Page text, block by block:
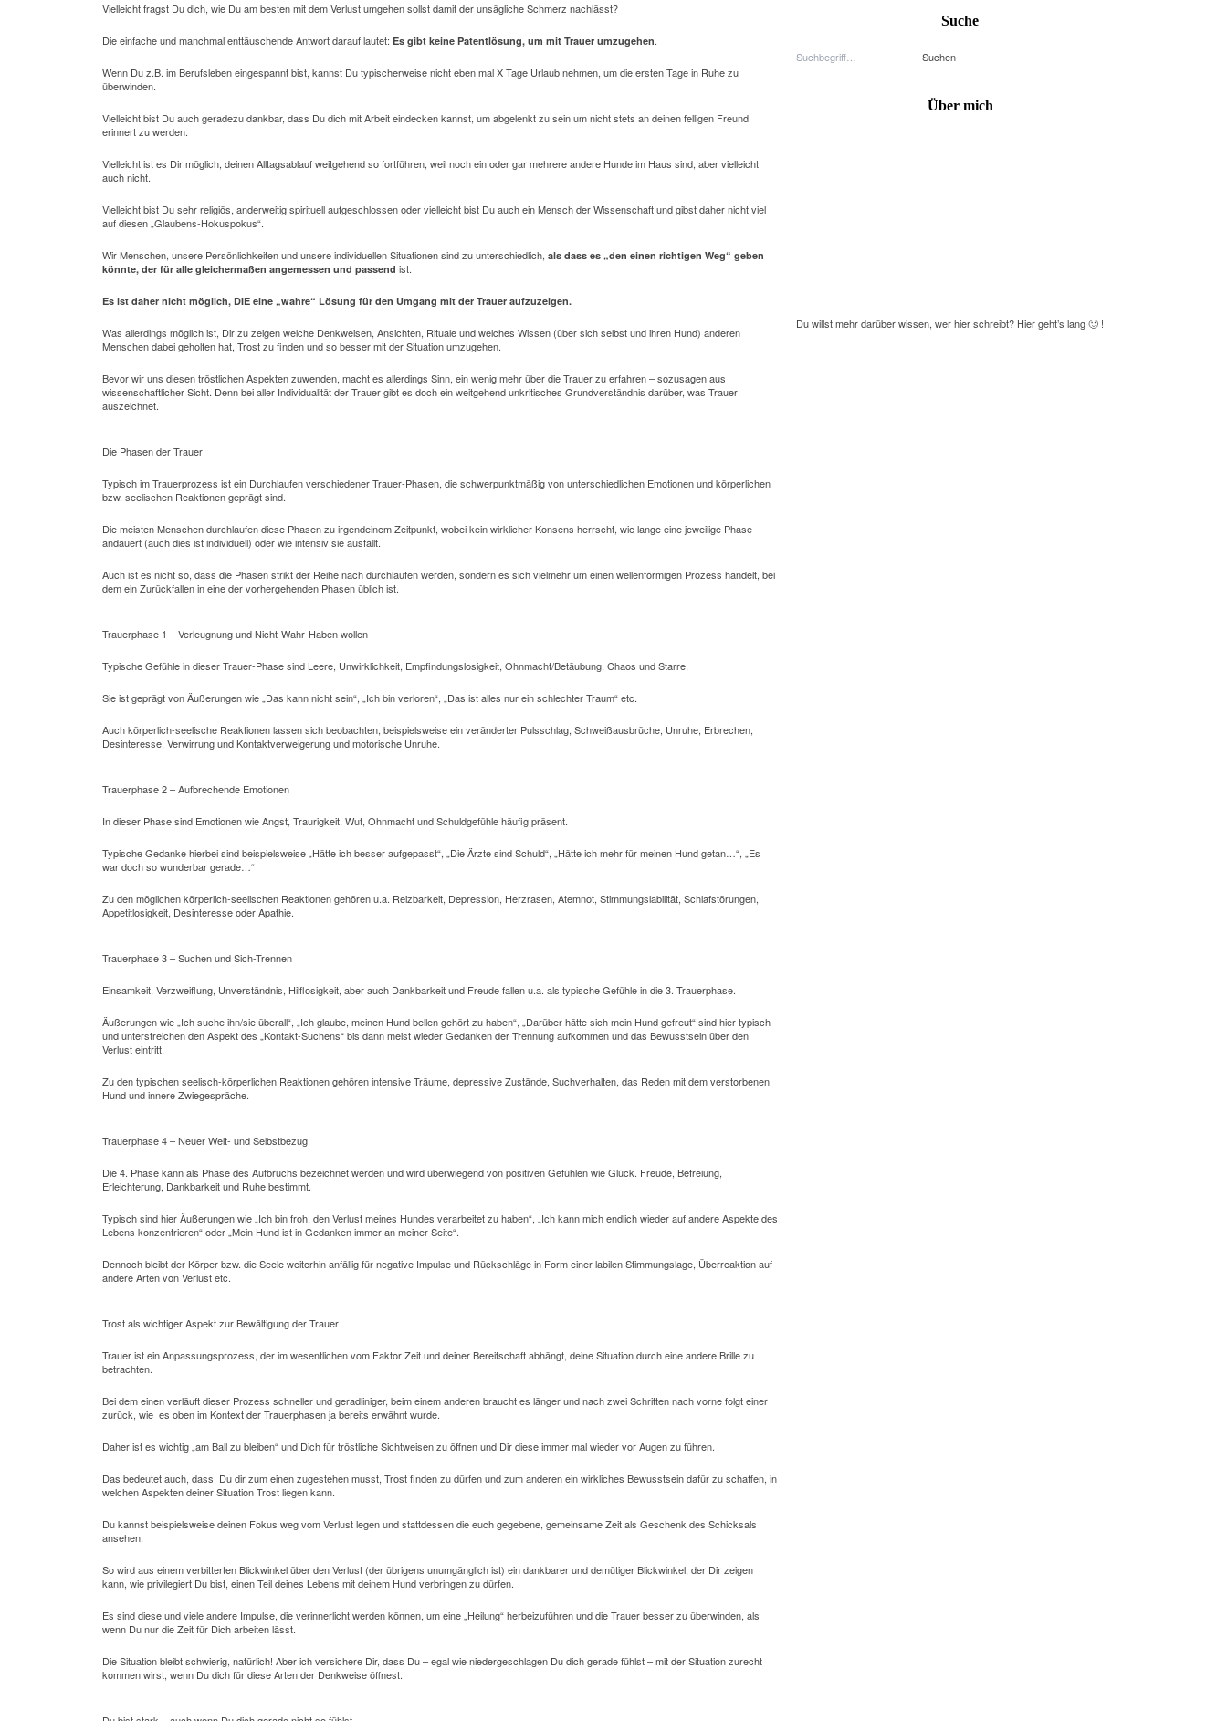
Vielleicht fragst Du dich, wie Du am besten mit dem Verlust umgehen sollst damit der unsägliche Schmerz nachlässt?
Die einfache und manchmal enttäuschende Antwort darauf lautet: Es gibt keine Patentlösung, um mit Trauer umzugehen.
Wenn Du z.B. im Berufsleben eingespannt bist, kannst Du typischerweise nicht eben mal X Tage Urlaub nehmen, um die ersten Tage in Ruhe zu
überwinden.
Vielleicht bist Du auch geradezu dankbar, dass Du dich mit Arbeit eindecken kannst, um abgelenkt zu sein um nicht stets an deinen felligen Freund
erinnert zu werden.
Vielleicht ist es Dir möglich, deinen Alltagsablauf weitgehend so fortführen, weil noch ein oder gar mehrere andere Hunde im Haus sind, aber vielleicht
auch nicht.
Vielleicht bist Du sehr religiös, anderweitig spirituell aufgeschlossen oder vielleicht bist Du auch ein Mensch der Wissenschaft und gibst daher nicht viel
auf diesen „Glaubens-Hokuspokus“.
Wir Menschen, unsere Persönlichkeiten und unsere individuellen Situationen sind zu unterschiedlich, als dass es „den einen richtigen Weg“ geben
könnte, der für alle gleichermaßen angemessen und passend ist.
Es ist daher nicht möglich, DIE eine „wahre“ Lösung für den Umgang mit der Trauer aufzuzeigen.
Was allerdings möglich ist, Dir zu zeigen welche Denkweisen, Ansichten, Rituale und welches Wissen (über sich selbst und ihren Hund) anderen
Menschen dabei geholfen hat, Trost zu finden und so besser mit der Situation umzugehen.
Bevor wir uns diesen tröstlichen Aspekten zuwenden, macht es allerdings Sinn, ein wenig mehr über die Trauer zu erfahren – sozusagen aus
wissenschaftlicher Sicht. Denn bei aller Individualität der Trauer gibt es doch ein weitgehend unkritisches Grundverständnis darüber, was Trauer
auszeichnet.
Die Phasen der Trauer
Typisch im Trauerprozess ist ein Durchlaufen verschiedener Trauer-Phasen, die schwerpunktmäßig von unterschiedlichen Emotionen und körperlichen
bzw. seelischen Reaktionen geprägt sind.
Die meisten Menschen durchlaufen diese Phasen zu irgendeinem Zeitpunkt, wobei kein wirklicher Konsens herrscht, wie lange eine jeweilige Phase
andauert (auch dies ist individuell) oder wie intensiv sie ausfällt.
Auch ist es nicht so, dass die Phasen strikt der Reihe nach durchlaufen werden, sondern es sich vielmehr um einen wellenförmigen Prozess handelt, bei
dem ein Zurückfallen in eine der vorhergehenden Phasen üblich ist.
Trauerphase 1 – Verleugnung und Nicht-Wahr-Haben wollen
Typische Gefühle in dieser Trauer-Phase sind Leere, Unwirklichkeit, Empfindungslosigkeit, Ohnmacht/Betäubung, Chaos und Starre.
Sie ist geprägt von Äußerungen wie „Das kann nicht sein“, „Ich bin verloren“, „Das ist alles nur ein schlechter Traum“ etc.
Auch körperlich-seelische Reaktionen lassen sich beobachten, beispielsweise ein veränderter Pulsschlag, Schweißausbrüche, Unruhe, Erbrechen,
Desinteresse, Verwirrung und Kontaktverweigerung und motorische Unruhe.
Trauerphase 2 – Aufbrechende Emotionen
In dieser Phase sind Emotionen wie Angst, Traurigkeit, Wut, Ohnmacht und Schuldgefühle häufig präsent.
Typische Gedanke hierbei sind beispielsweise „Hätte ich besser aufgepasst“, „Die Ärzte sind Schuld“, „Hätte ich mehr für meinen Hund getan…“, „Es
war doch so wunderbar gerade…“
Zu den möglichen körperlich-seelischen Reaktionen gehören u.a. Reizbarkeit, Depression, Herzrasen, Atemnot, Stimmungslabilität, Schlafstörungen,
Appetitlosigkeit, Desinteresse oder Apathie.
Trauerphase 3 – Suchen und Sich-Trennen
Einsamkeit, Verzweiflung, Unverständnis, Hilflosigkeit, aber auch Dankbarkeit und Freude fallen u.a. als typische Gefühle in die 3. Trauerphase.
Äußerungen wie „Ich suche ihn/sie überall“, „Ich glaube, meinen Hund bellen gehört zu haben“, „Darüber hätte sich mein Hund gefreut“ sind hier typisch
und unterstreichen den Aspekt des „Kontakt-Suchens“ bis dann meist wieder Gedanken der Trennung aufkommen und das Bewusstsein über den
Verlust eintritt.
Zu den typischen seelisch-körperlichen Reaktionen gehören intensive Träume, depressive Zustände, Suchverhalten, das Reden mit dem verstorbenen
Hund und innere Zwiegespräche.
Trauerphase 4 – Neuer Welt- und Selbstbezug
Die 4. Phase kann als Phase des Aufbruchs bezeichnet werden und wird überwiegend von positiven Gefühlen wie Glück. Freude, Befreiung,
Erleichterung, Dankbarkeit und Ruhe bestimmt.
Typisch sind hier Äußerungen wie „Ich bin froh, den Verlust meines Hundes verarbeitet zu haben“, „Ich kann mich endlich wieder auf andere Aspekte des
Lebens konzentrieren“ oder „Mein Hund ist in Gedanken immer an meiner Seite“.
Dennoch bleibt der Körper bzw. die Seele weiterhin anfällig für negative Impulse und Rückschläge in Form einer labilen Stimmungslage, Überreaktion auf
andere Arten von Verlust etc.
Trost als wichtiger Aspekt zur Bewältigung der Trauer
Trauer ist ein Anpassungsprozess, der im wesentlichen vom Faktor Zeit und deiner Bereitschaft abhängt, deine Situation durch eine andere Brille zu
betrachten.
Bei dem einen verläuft dieser Prozess schneller und geradliniger, beim einem anderen braucht es länger und nach zwei Schritten nach vorne folgt einer
zurück, wie es oben im Kontext der Trauerphasen ja bereits erwähnt wurde.
Daher ist es wichtig „am Ball zu bleiben“ und Dich für tröstliche Sichtweisen zu öffnen und Dir diese immer mal wieder vor Augen zu führen.
Das bedeutet auch, dass Du dir zum einen zugestehen musst, Trost finden zu dürfenund zum anderen ein wirkliches Bewusstsein dafür zu schaffen, in
welchen Aspekten deiner Situation Trost liegen kann.
Du kannst beispielsweise deinen Fokus weg vom Verlust legen und stattdessen die euch gegebene, gemeinsame Zeit als Geschenk des Schicksals
ansehen.
So wird aus einem verbitterten Blickwinkel über den Verlust (der übrigens unumgänglich ist) ein dankbarer und demütiger Blickwinkel, der Dir zeigen
kann, wie privilegiert Du bist, einen Teil deines Lebens mit deinem Hund verbringen zu dürfen.
Es sind diese und viele andere Impulse, die verinnerlicht werden können, um eine „Heilung“ herbeizuführen und die Trauer besser zu überwinden, als
wenn Du nur die Zeit für Dich arbeiten lässt.
Die Situation bleibt schwierig, natürlich! Aber ich versichere Dir, dass Du – egal wie niedergeschlagen Du dich gerade fühlst – mit der Situation zurecht
kommen wirst, wenn Du dich für diese Arten der Denkweise öffnest.
Suche
Suchen
Über mich
Du willst mehr darüber wissen, wer hier schreibt? Hier geht’s lang🙂 !